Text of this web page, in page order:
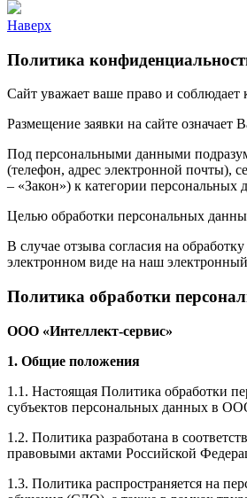
Наверх
Политика
Сайт уважает ваше право и
Размещение заявки на сайте означает
Под персональными данными
(телефон, адрес электронной
– «Закон») к категории персональных
Целью обработки персональных
В случае отзыва согласия на
электронном виде на наш электронный
Политика обработки
ООО «Интеллект-сервис»
1. Общие положения
1.1. Настоящая Политика обработки
субъектов персональных данных в
1.2. Политика разработана в
правовыми актами Российской
1.3. Политика распространяется на